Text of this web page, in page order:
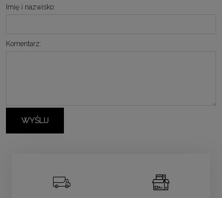
Imię i nazwisko:
Komentarz:
WYŚLIJ